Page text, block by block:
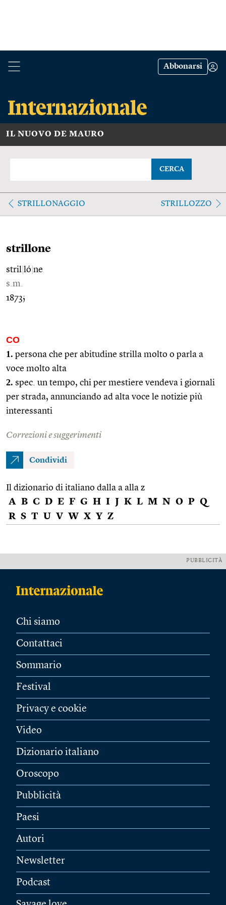
Abbonarsi
IL NUOVO DE MAURO
CERCA
STRILLONAGGIO STRILLOZZO
strillone
stril ló ne
s.m.
1873;
CO
1. persona che per abitudine strilla molto o parla a
voce molto alta
2. spec. un tempo, chi per mestiere vendeva i giornali
per strada, annunciando ad alta voce le notizie più
interessanti
Correzioni e suggerimenti
Condividi
Il dizionario di italiano dalla a alla z
A B C D E F G H I J K L M N O P Q
R S T U V W X Y Z
PUBBLICITÀ
Chi siamo
Contattaci
Sommario
Festival
Privacy e cookie
Video
Dizionario italiano
Oroscopo
Pubblicità
Paesi
Autori
Newsletter
Podcast